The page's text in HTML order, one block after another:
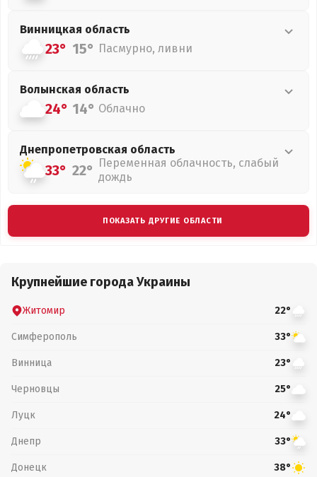
Винницкая область
23° 15° Пасмурно, ливни
Волынская область
24° 14° Облачно
Днепропетровская область
33° 22° Переменная облачность, слабый
дождь
ПОКАЗАТЬ ДРУГИЕ ОБЛАСТИ
Крупнейшие города Украины
Житомир 22°
Симферополь 33°
Винница 23°
Черновцы 25°
Луцк 24°
Днепр 33°
Донецк 38°